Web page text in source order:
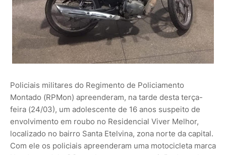
Policiais militares do Regimento de Policiamento
Montado (RPMon) apreenderam, na tarde desta terça-
feira (24/03), um adolescente de 16 anos suspeito de
envolvimento em roubo no Residencial Viver Melhor,
localizado no bairro Santa Etelvina, zona norte da capital.
Com ele os policiais apreenderam uma motocicleta marca